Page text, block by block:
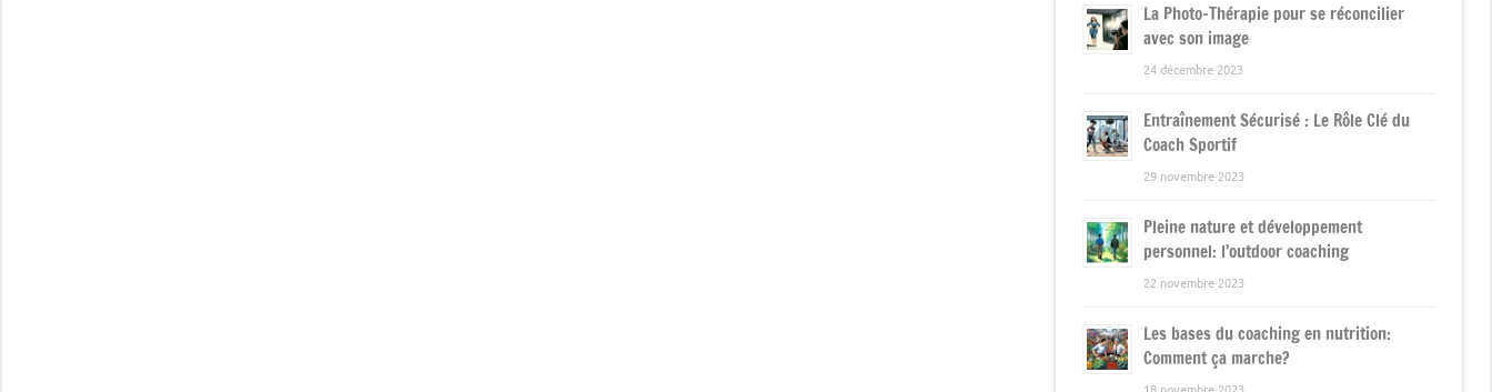
La Photo-Thérapie pour se réconcilier
avec son image
24 décembre 2023
Entraînement Sécurisé : Le Rôle Clé du
Coach Sportif
29 novembre 2023
Pleine nature et développement
personnel: l’outdoor coaching
22 novembre 2023
Les bases du coaching en nutrition:
Comment ça marche?